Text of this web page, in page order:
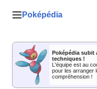
Menu principal
Poképédia
Poképédia
techniques !
L'équipe est au
pour les arranger
compréhension !